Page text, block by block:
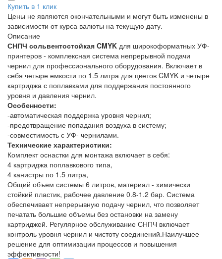
Купить в 1 клик
Цены не являются окончательными и могут быть изменены в
зависимости от курса валюты на текущую дату.
Описание
СНПЧ сольвентостойкая CMYK для широкоформатных УФ-
принтеров - комплексная система непрерывной подачи
чернил для профессионального оборудования. Включает в
себя четыре емкости по 1.5 литра для цветов CMYK и четыре
картриджа с поплавками для поддержания постоянного
уровня и давления чернил.
Особенности:
-автоматическая поддержка уровня чернил;
-предотвращение попадания воздуха в систему;
-совместимость с УФ- чернилами.
Технические характеристики:
Комплект оснастки для монтажа включает в себя:
4 картриджа поплавкового типа,
4 канистры по 1.5 литра,
Общий объем системы 6 литров, материал - химически
стойкий пластик, рабочее давление 0.8-1.2 бар. Система
обеспечивает непрерывную подачу чернил, что позволяет
печатать большие объемы без остановки на замену
картриджей. Регулярное обслуживание СНПЧ включает
контроль уровня чернил и чистоту соединений.Наилучшее
решение для оптимизации процессов и повышения
эффективности!